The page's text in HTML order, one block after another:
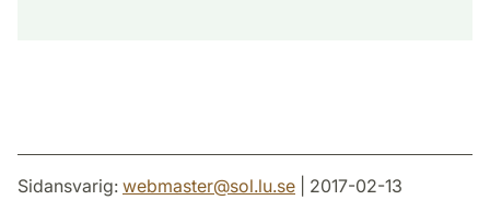
Sidansvarig: webmaster@sol.lu.se | 2017-02-13